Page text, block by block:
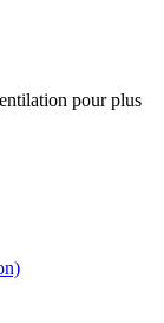
pour plus